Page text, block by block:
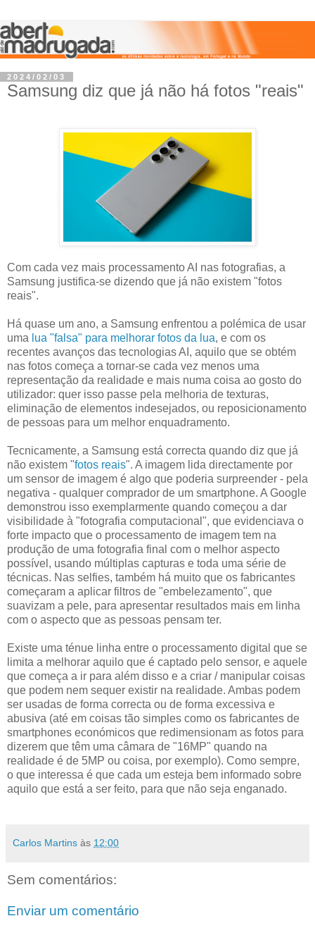
2024/02/03
Samsung diz que já não há fotos "reais"
Com cada vez mais processamento AI nas fotografias, a
Samsung justifica-se dizendo que já não existem "fotos
reais".
Há quase um ano, a Samsung enfrentou a polémica de usar
uma lua "falsa" para melhorar fotos da lua, e com os
recentes avanços das tecnologias AI, aquilo que se obtém
nas fotos começa a tornar-se cada vez menos uma
representação da realidade e mais numa coisa ao gosto do
utilizador: quer isso passe pela melhoria de texturas,
eliminação de elementos indesejados, ou reposicionamento
de pessoas para um melhor enquadramento.
Tecnicamente, a Samsung está correcta quando diz que já
não existem "fotos reais". A imagem lida directamente por
um sensor de imagem é algo que poderia surpreender - pela
negativa - qualquer comprador de um smartphone. A Google
demonstrou isso exemplarmente quando começou a dar
visibilidade à "fotografia computacional", que evidenciava o
forte impacto que o processamento de imagem tem na
produção de uma fotografia final com o melhor aspecto
possível, usando múltiplas capturas e toda uma série de
técnicas. Nas selfies, também há muito que os fabricantes
começaram a aplicar filtros de "embelezamento", que
suavizam a pele, para apresentar resultados mais em linha
com o aspecto que as pessoas pensam ter.
Existe uma ténue linha entre o processamento digital que se
limita a melhorar aquilo que é captado pelo sensor, e aquele
que começa a ir para além disso e a criar / manipular coisas
que podem nem sequer existir na realidade. Ambas podem
ser usadas de forma correcta ou de forma excessiva e
abusiva (até em coisas tão simples como os fabricantes de
smartphones económicos que redimensionam as fotos para
dizerem que têm uma câmara de "16MP" quando na
realidade é de 5MP ou coisa, por exemplo). Como sempre,
o que interessa é que cada um esteja bem informado sobre
aquilo que está a ser feito, para que não seja enganado.
Carlos Martins às 12:00
Sem comentários:
Enviar um comentário